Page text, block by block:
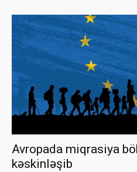
Avropada miqrasiya
kəskinləşib